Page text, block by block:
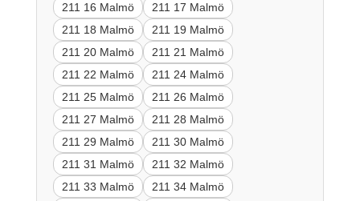
211 16 Malmö
211 17 Malmö
211 18 Malmö
211 19 Malmö
211 20 Malmö
211 21 Malmö
211 22 Malmö
211 24 Malmö
211 25 Malmö
211 26 Malmö
211 27 Malmö
211 28 Malmö
211 29 Malmö
211 30 Malmö
211 31 Malmö
211 32 Malmö
211 33 Malmö
211 34 Malmö